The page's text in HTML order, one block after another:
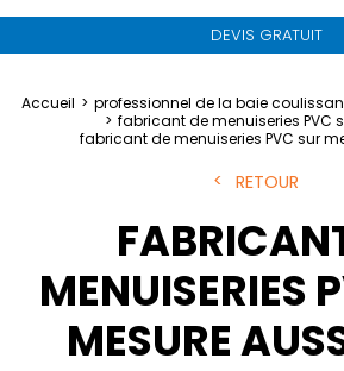
DEVIS GRATUIT
Accueil
professionnel de la baie
fabricant de menuiseries PVC
fabricant de menuiseries PVC sur
RETOUR
MENUISERIES
MESURE